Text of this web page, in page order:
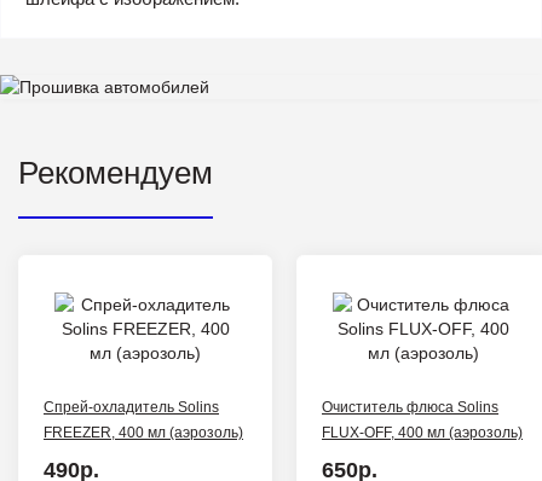
Рекомендуем
Спрей-охладитель Solins
FREEZER, 400 мл (аэрозоль)
490р.
Очиститель флюса Solins
FLUX-OFF, 400 мл (аэрозоль)
650р.